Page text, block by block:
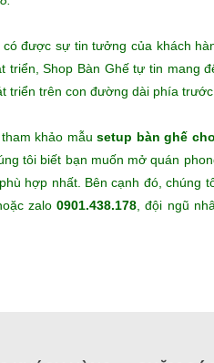
được sự tin tưởng của khách
triển, Shop Bàn Ghế tự tin mang
triển trên con đường dài phía trước.
tham khảo mẫusetup bàn ghế
tôi biết bạn muốn mở quán
hợp nhất. Bên cạnh đó, chúng
zalo0901.438.178 , đội ngũ